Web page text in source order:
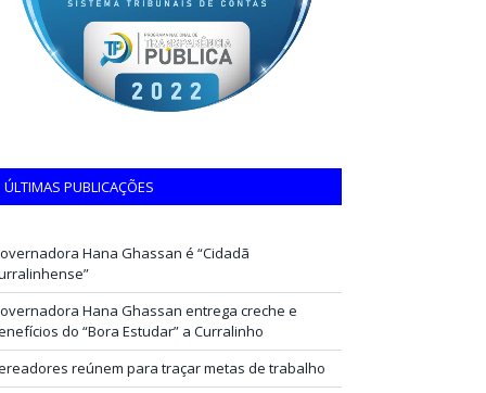
ÚLTIMAS PUBLICAÇÕES
Hana Ghassan é “Cidadã
Hana Ghassan entrega creche e
do “Bora Estudar” a Curralinho
reúnem para traçar metas de trabalho